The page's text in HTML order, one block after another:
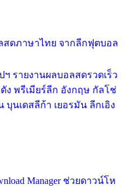
สดภาษาไทย จากลีกฟุตบอล
ฯ รายงานผลบอลสดรวดเร็ว
พรีเมียร์ลีก อังกฤษ กัลโช่
บุนเดสลีก้า เยอรมัน ลีกเอิง
Manager ช่วยดาวน์โห